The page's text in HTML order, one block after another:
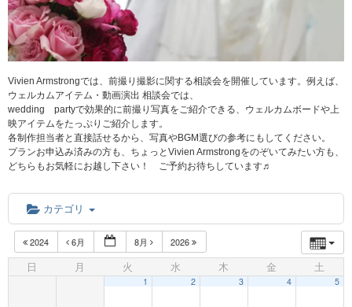
Vivien Armstrongでは、前撮り撮影に関する相談会を開催しています。例えば、
ウェルカムアイテム・動画演出 相談会では、
wedding partyで効果的に前撮り写真をご紹介できる、ウェルカムボードや上
映アイテムをたっぷりご紹介します。
各制作担当者と直接話せるから、写真やBGM選びの参考にもしてください。
プランお申込み済みの方も、ちょっとVivien Armstrongをのぞいてみたい方も、
どちらもお気軽にお越し下さい！ ご予約お待ちしています♬
カテゴリ
2024 6月 8月 2026
日 月 火 水 木 金 土
1 2 3 4 5